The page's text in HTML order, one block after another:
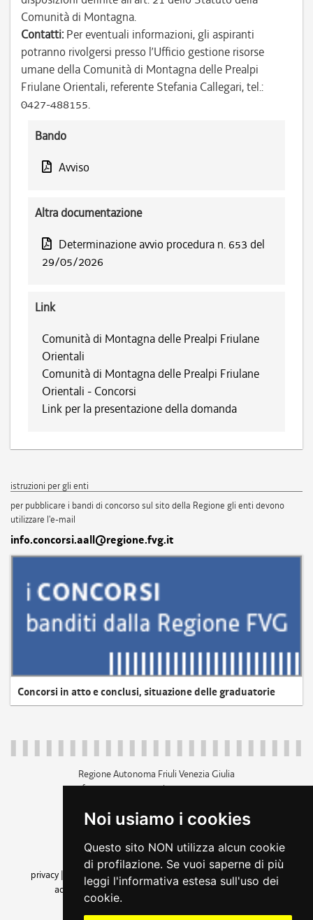
Noi usiamo i cookies
Questo sito NON utilizza alcun cookie
di profilazione. Se vuoi saperne di più
leggi l'informativa estesa sull'uso dei
cookie.
Comunità di Montagna.
Contatti: Per eventuali informazioni, gli aspiranti
potranno rivolgersi presso l’Ufficio gestione risorse
umane della Comunità di Montagna delle Prealpi
Friulane Orientali, referente Stefania Callegari, tel.:
0427-488155.
Bando
Avviso
Altra documentazione
Determinazione avvio procedura n. 653 del
29/05/2026
Link
Comunità di Montagna delle Prealpi Friulane
Orientali
Comunità di Montagna delle Prealpi Friulane
Orientali - Concorsi
Link per la presentazione della domanda
istruzioni per gli enti
per pubblicare i bandi di concorso sul sito della Regione gli enti devono
utilizzare l'e-mail
info.concorsi.aall@regione.fvg.it
Concorsi in atto e conclusi, situazione delle graduatorie
Regione Autonoma Friuli Venezia Giulia
c.f. 80014930327; p.iva 00526040324
+39 040 3771111
amministrazione trasparente
privacy
cookie |note legali accessibilità
dichiarazione di
accessibilità| feedback
cambio preferenze cookie